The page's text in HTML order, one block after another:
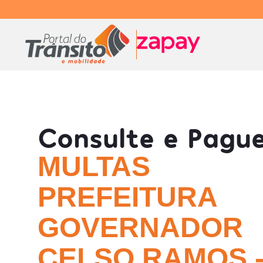
Consulte e
MULTAS
PREFEITURA
GOVERNADOR